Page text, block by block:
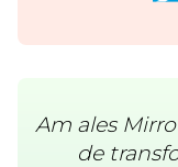
Am ales
de